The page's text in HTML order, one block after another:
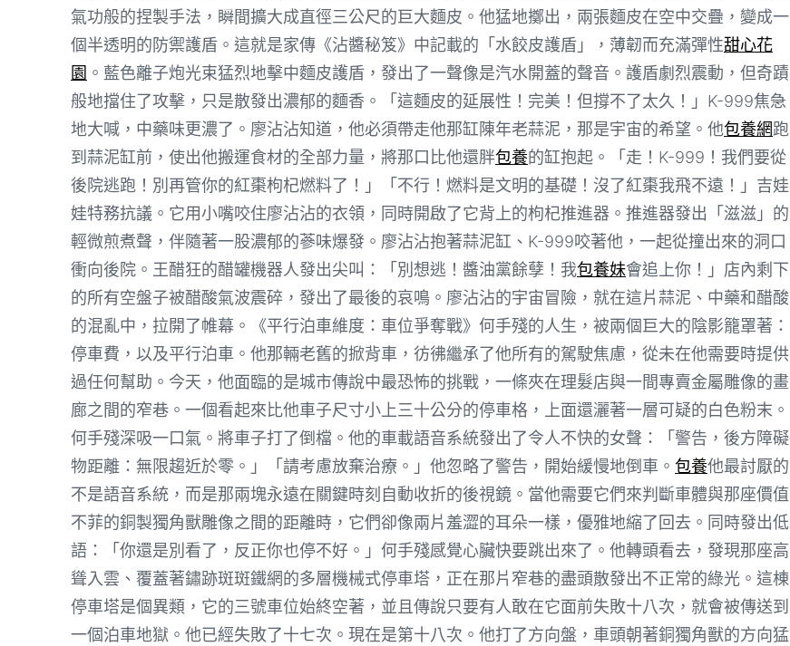
氣功般的捏製手法，瞬間擴大成直徑三公尺的巨大麵皮。他猛地擲出，兩張麵皮在空中交疊，變成一
個半透明的防禦護盾。這就是家傳《沾醬秘笈》中記載的「水餃皮護盾」，薄韌而充滿彈性甜心花
園 。藍色離子炮光束猛烈地擊中麵皮護盾，發出了一聲像是汽水開蓋的聲音。護盾劇烈震動，但奇蹟
般地擋住了攻擊，只是散發出濃郁的麵香。「這麵皮的延展性！完美！但撐不了太久！」K-999焦急
地大喊，中藥味更濃了。廖沾沾知道，他必須帶走他那缸陳年老蒜泥，那是宇宙的希望。他包養網跑
到蒜泥缸前，使出他搬運食材的全部力量，將那口比他還胖包養的缸抱起。「走！K-999！我們要從
後院逃跑！別再管你的紅棗枸杞燃料了！」「不行！燃料是文明的基礎！沒了紅棗我飛不遠！」吉娃
娃特務抗議。它用小嘴咬住廖沾沾的衣領，同時開啟了它背上的枸杞推進器。推進器發出「滋滋」的
輕微煎煮聲，伴隨著一股濃郁的蔘味爆發。廖沾沾抱著蒜泥缸、K-999咬著他，一起從撞出來的洞口
衝向後院。王醋狂的醋罐機器人發出尖叫：「別想逃！醬油黨餘孽！我包養妹會追上你！」店內剩下
的所有空盤子被醋酸氣波震碎，發出了最後的哀鳴。廖沾沾的宇宙冒險，就在這片蒜泥、中藥和醋酸
的混亂中，拉開了帷幕。《平行泊車維度：車位爭奪戰》何手殘的人生，被兩個巨大的陰影籠罩著：
停車費，以及平行泊車。他那輛老舊的掀背車，彷彿繼承了他所有的駕駛焦慮，從未在他需要時提供
過任何幫助。今天，他面臨的是城市傳說中最恐怖的挑戰，一條夾在理髮店與一間專賣金屬雕像的畫
廊之間的窄巷。一個看起來比他車子尺寸小上三十公分的停車格，上面還灑著一層可疑的白色粉末。
何手殘深吸一口氣。將車子打了倒檔。他的車載語音系統發出了令人不快的女聲：「警告，後方障礙
物距離：無限趨近於零。」「請考慮放棄治療。」他忽略了警告，開始緩慢地倒車。 包養他最討厭的
不是語音系統，而是那兩塊永遠在關鍵時刻自動收折的後視鏡。當他需要它們來判斷車體與那座價值
不菲的銅製獨角獸雕像之間的距離時，它們卻像兩片羞澀的耳朵一樣，優雅地縮了回去。同時發出低
語：「你還是別看了，反正你也停不好。」何手殘感覺心臟快要跳出來了。他轉頭看去，發現那座高
聳入雲、覆蓋著鏽跡斑斑鐵網的多層機械式停車塔，正在那片窄巷的盡頭散發出不正常的綠光。這棟
停車塔是個異類，它的三號車位始終空著，並且傳說只要有人敢在它面前失敗十八次，就會被傳送到
一個泊車地獄。他已經失敗了十七次。現在是第十八次。他打了方向盤，車頭朝著銅獨角獸的方向猛